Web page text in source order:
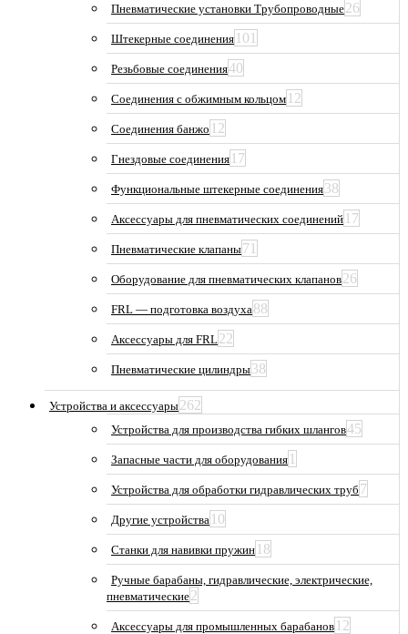
Пневматические установки Трубопроводные26
Штекерные соединения 101
Резьбовые соединения40
Соединения с обжимным кольцом 12
Соединения банжо 12
Гнездовые соединения 17
Функциональные штекерные соединения38
Аксессуары для пневматических соединений 17
Пневматические клапаны71
Оборудование для пневматических клапанов26
FRL — подготовка воздуха 88
Аксессуары для FRL22
Пневматические цилиндры38
Устройства и аксессуары262
Устройства для производства гибких шлангов45
Запасные части для оборудования 1
Устройства для обработки гидравлических труб 7
Другие устройства 10
Станки для навивки пружин 18
Ручные барабаны, гидравлические, электрические,
пневматические2
Аксессуары для промышленных барабанов 12